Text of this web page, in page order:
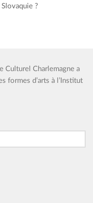
?
Culturel Charlemagne a
formes d’arts à l’Institut